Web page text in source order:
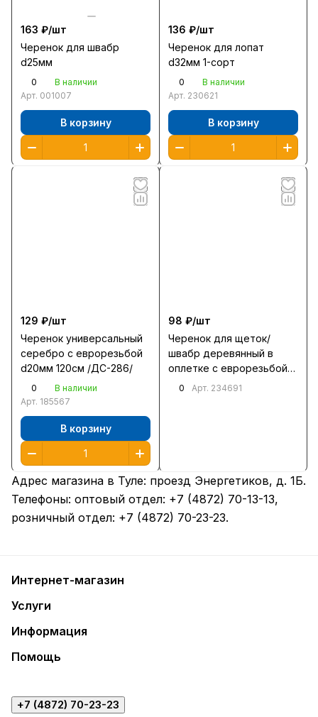
163 ₽/шт
Черенок для швабр
d25мм
0
В наличии
Арт. 001007
В корзину
136 ₽/шт
Черенок для лопат
d32мм 1-сорт
0
В наличии
Арт. 230621
В корзину
129 ₽/шт
Черенок универсальный
серебро с еврорезьбой
d20мм 120см /ДС-286/
0
В наличии
Арт. 185567
В корзину
98 ₽/шт
Черенок для щеток/
швабр деревянный в
оплетке с еврорезьбой
d20мм 120см /ДС-477/
0 Арт. 234691
Адрес магазина в Туле: проезд Энергетиков, д. 1Б.
Телефоны: оптовый отдел: +7 (4872) 70-13-13,
розничный отдел: +7 (4872) 70-23-23.
Интернет-магазин
Услуги
Информация
Помощь
+7 (4872) 70-23-23